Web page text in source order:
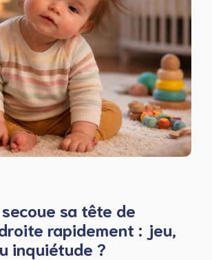
sa tête de
rapidement : jeu,
inquiétude ?